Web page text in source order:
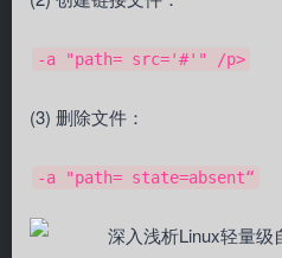
-a "path= src='#'" /p>
(3) 删除文件：
-a "path= state=absent“